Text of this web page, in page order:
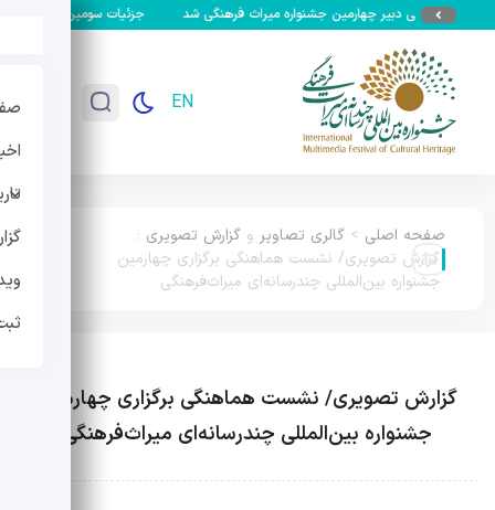
جشنواره میراث فرهنگی شد جزئیات سومین جشنواره بین‌المللی چندرسانه‌ای
EN
صفحه اصلی > گالری تصاویر و گزارش تصویری :
گزارش تصویری/ نشست هماهنگی برگزاری چهارمین
جشنواره بین‌المللی چندرسانه‌ای میراث‌فرهنگی
گزارش تصویری/ نشست هماهنگی برگزاری چهارمین
جشنواره بین‌المللی چندرسانه‌ای میراث‌فرهنگی